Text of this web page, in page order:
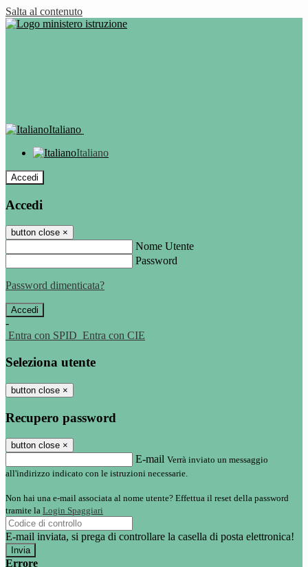
Salta al contenuto
Italiano
Italiano
Accedi
Accedi
button close ×
Nome Utente
Password
Password dimenticata?
-
Entra con SPID Entra con CIE
Seleziona utente
button close ×
Recupero password
button close ×
E-mail Verrà inviato un messaggio
all'indirizzo indicato con le istruzioni necessarie.
Non hai una e-mail associata al nome utente? Effettua il reset della password
tramite la Login Spaggiari
E-mail inviata, si prega di controllare la casella di posta elettronica!
Errore